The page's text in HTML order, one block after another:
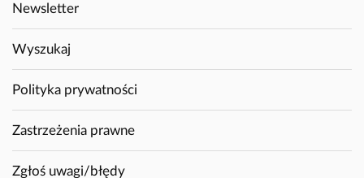
Newsletter
Wyszukaj
Polityka prywatności
Zastrzeżenia prawne
Zgłoś uwagi/błędy